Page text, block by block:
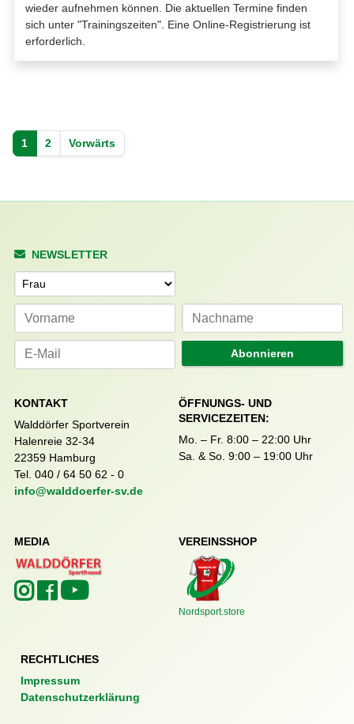
wieder aufnehmen können. Die aktuellen Termine finden
sich unter "Trainingszeiten". Eine Online-Registrierung ist
erforderlich.
1 2 Vorwärts
NEWSLETTER
Anrede
Abonnieren
KONTAKT
Walddörfer Sportverein
Halenreie 32-34
22359 Hamburg
Tel. 040 / 64 50 62 - 0
info@walddoerfer-sv.de
ÖFFNUNGS- UND
SERVICEZEITEN:
Mo. – Fr. 8:00 – 22:00 Uhr
Sa. & So. 9:00 – 19:00 Uhr
MEDIA VEREINSSHOP
Nordsport.store
RECHTLICHES
Impressum
Datenschutzerklärung